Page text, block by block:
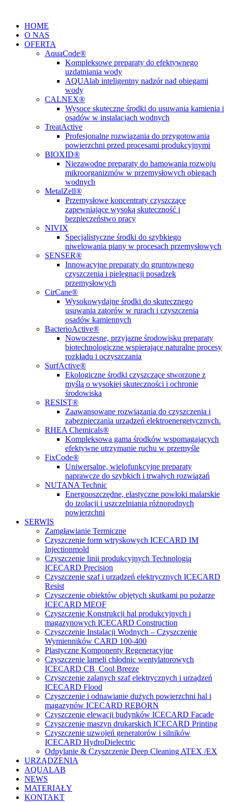
treści
HOME
O NAS
OFERTA
AquaCode®
Kompleksowe preparaty do efektywnego
uzdatniania wody
AQUAlab inteligentny nadzór nad obiegami
wody
CALNEX®
Wysoce skuteczne środki do usuwania kamienia i
osadów w instalacjach wodnych
TreatActive
Profesjonalne rozwiązania do przygotowania
powierzchni przed procesami produkcyjnymi
BIOXID®
Niezawodne preparaty do hamowania rozwoju
mikroorganizmów w przemysłowych obiegach
wodnych
MetalZell®
Przemysłowe koncentraty czyszczące
zapewniające wysoką skuteczność i
bezpieczeństwo pracy
NIVIX
Specjalistyczne środki do szybkiego
niwelowania piany w procesach przemysłowych
SENSER®
Innowacyjne preparaty do gruntownego
czyszczenia i pielęgnacji posadzek
przemysłowych
CirCane®
Wysokowydajne środki do skutecznego
usuwania zatorów w rurach i czyszczenia
osadów kamiennych
BacterioActive®
Nowoczesne, przyjazne środowisku preparaty
biotechnologiczne wspierające naturalne procesy
rozkładu i oczyszczania
SurfActive®
Ekologiczne środki czyszczące stworzone z
myślą o wysokiej skuteczności i ochronie
środowiska
RESIST®
Zaawansowane rozwiązania do czyszczenia i
zabezpieczania urządzeń elektroenergetycznych.
RHEA Chemicals®
Kompleksowa gama środków wspomagających
efektywne utrzymanie ruchu w przemyśle
FixCode®
Uniwersalne, wielofunkcyjne preparaty
naprawcze do szybkich i trwałych rozwiązań
NUTANA Technic
Energooszczędne, elastyczne powłoki malarskie
do izolacji i uszczelniania różnorodnych
powierzchni
SERWIS
Zamgławianie Termiczne
Czyszczenie form wtryskowych ICECARD IM
Injectionmold
Czyszczenie linii produkcyjnych Technologią
ICECARD Precision
Czyszczenie szaf i urządzeń elektrycznych ICECARD
Resist
Czyszczenie obiektów objętych skutkami po pożarze
ICECARD MEOF
Czyszczenie Konstrukcji hal produkcyjnych i
magazynowych ICECARD Construction
Czyszczenie Instalacji Wodnych – Czyszczenie
Wymienników CARD 100-400
Plastyczne Komponenty Regeneracyjne
Czyszczenie lameli chłodnic wentylatorowych
ICECARD CB Cool Breeze
Czyszczenie zalanych szaf elektrycznych i urządzeń
ICECARD Flood
Czyszczenie i odnawianie dużych powierzchni hal i
magazynów ICECARD REBORN
Czyszczenie elewacji budynków ICECARD Facade
Czyszczenie maszyn drukarskich ICECARD Printing
Czyszczenie uzwojeń generatorów i silników
ICECARD HydroDielectric
Odpylanie & Czyszczenie Deep Cleaning ATEX /EX
URZĄDZENIA
AQUALAB
NEWS
MATERIAŁY
KONTAKT